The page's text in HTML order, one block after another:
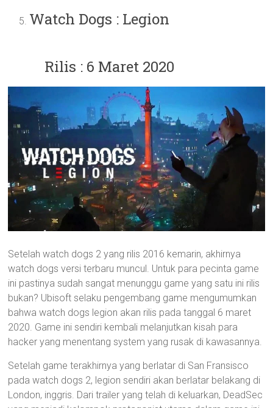
Watch Dogs : Legion
Rilis : 6 Maret 2020
Setelah watch dogs 2 yang rilis 2016 kemarin, akhirnya
watch dogs versi terbaru muncul. Untuk para pecinta game
ini pastinya sudah sangat menunggu game yang satu ini rilis
bukan? Ubisoft selaku pengembang game mengumumkan
bahwa watch dogs legion akan rilis pada tanggal 6 maret
2020. Game ini sendiri kembali melanjutkan kisah para
hacker yang menentang system yang rusak di kawasannya.
Setelah game terakhirnya yang berlatar di San Fransisco
pada watch dogs 2, legion sendiri akan berlatar belakang di
London, inggris. Dari trailer yang telah di keluarkan, DeadSec